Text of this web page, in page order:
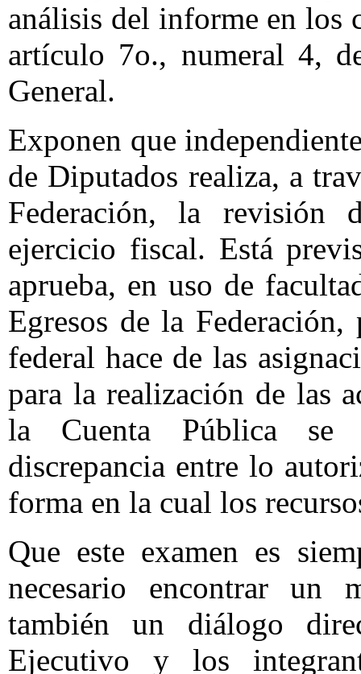
análisis del informe en los
artículo 7o., numeral 4,
General.
Exponen que
de Diputados realiza, a
Federación, la revisión
ejercicio fiscal. Está
aprueba, en uso de
Egresos de la
federal hace de las
para la realización de las
la Cuenta Pública se
discrepancia entre lo
forma en la cual los
Que este examen es
necesario encontrar un
también un diálogo
Ejecutivo y los